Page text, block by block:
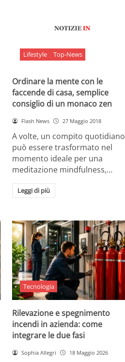
Lifestyle Top-News
Ordinare la mente con le
faccende di casa, semplice
consiglio di un monaco zen
Flash News 27 Maggio 2018
A volte, un compito quotidiano
può essere trasformato nel
momento ideale per una
meditazione mindfulness,…
Leggi di più
Tecnologia
Rilevazione e spegnimento
incendi in azienda: come
integrare le due fasi
Sophia Allegri 18 Maggio 2026